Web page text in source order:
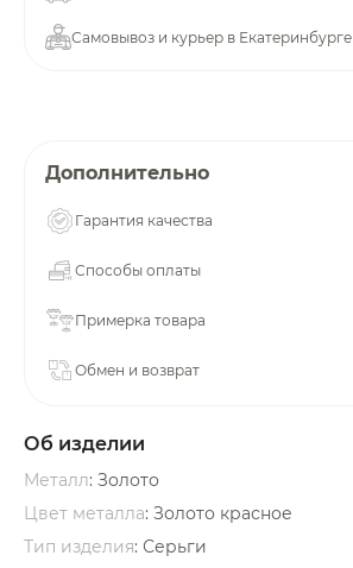
Самовывоз и курьер в Екатеринбурге
Дополнительно
Гарантия качества
Способы оплаты
Примерка товара
Обмен и возврат
Об изделии
Металл: Золото
Цвет металла: Золото красное
Тип изделия: Серьги
об оплате Плайтом
недели
8 800 302-02-51